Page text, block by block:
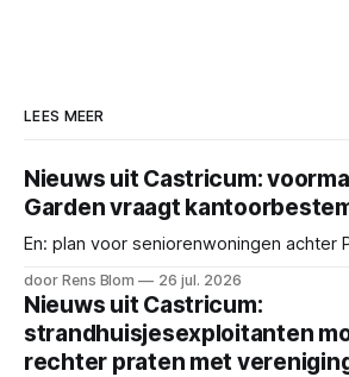
LEES MEER
Nieuws uit Castricum:
Garden vraagt
En: plan voor seniorenwoningen achter
door Rens Blom 26 jul. 2026
Nieuws uit Castricum:
strandhuisjesexploitanten
rechter praten met